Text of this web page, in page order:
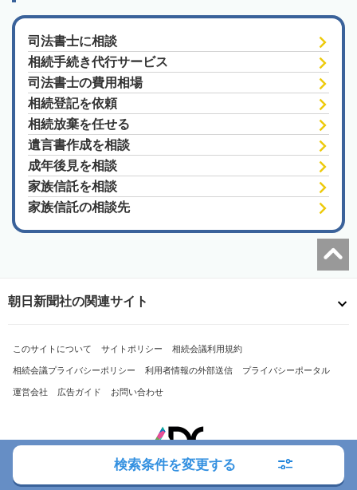
司法書士に相談
相続手続き代行サービス
司法書士の費用相場
相続登記を依頼
相続放棄を任せる
遺言書作成を相談
成年後見を相談
家族信託を相談
家族信託の相談先
検索条件を変更する
朝日新聞社の関連サイト
このサイトについて サイトポリシー 相続会議利用規約
相続会議プライバシーポリシー 利用者情報の外部送信 プライバシーポータル
運営会社 広告ガイド お問い合わせ